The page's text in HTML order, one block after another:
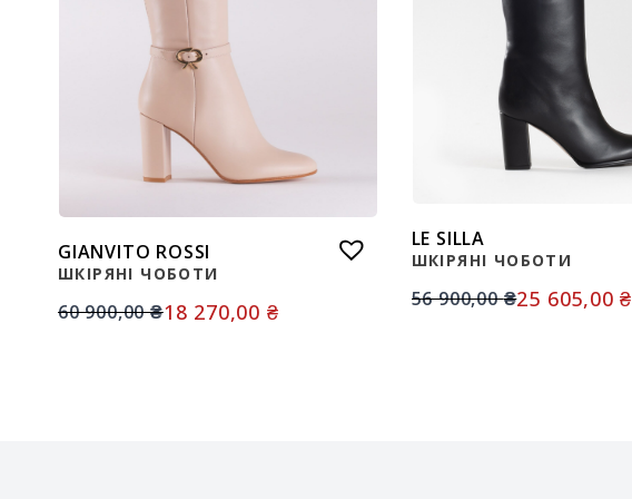
GIANVITO ROSSI
ШКІРЯНІ ЧОБОТИ
60 900,00₴18 270,00 ₴
LE SILLA
ШКІРЯНІ ЧОБОТИ
56 900,00₴25 605,00₴